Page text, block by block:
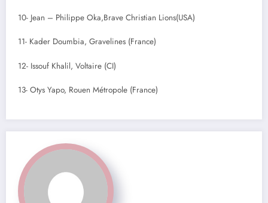
10- Jean – Philippe Oka,Brave Christian Lions(USA)
11- Kader Doumbia, Gravelines (France)
12- Issouf Khalil, Voltaire (CI)
13- Otys Yapo, Rouen Métropole (France)